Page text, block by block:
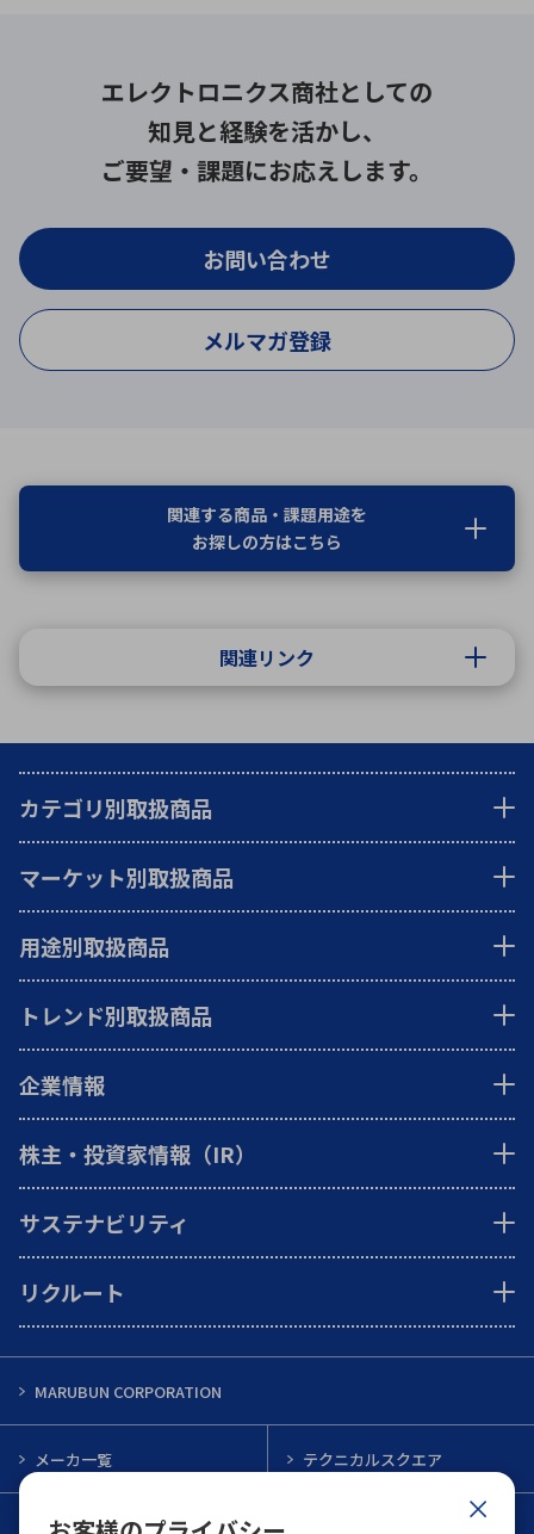
エレクトロニクス商社としての
知見と経験を活かし、
ご要望・課題にお応えします。
お問い合わせ
メルマガ登録
関連する商品・課題用途を
お探しの方はこちら
関連リンク
カテゴリ別取扱商品
マーケット別取扱商品
用途別取扱商品
トレンド別取扱商品
企業情報
株主・投資家情報（IR）
サステナビリティ
リクルート
MARUBUN CORPORATION
メーカ一覧 テクニカルスクエア
インフォメーション